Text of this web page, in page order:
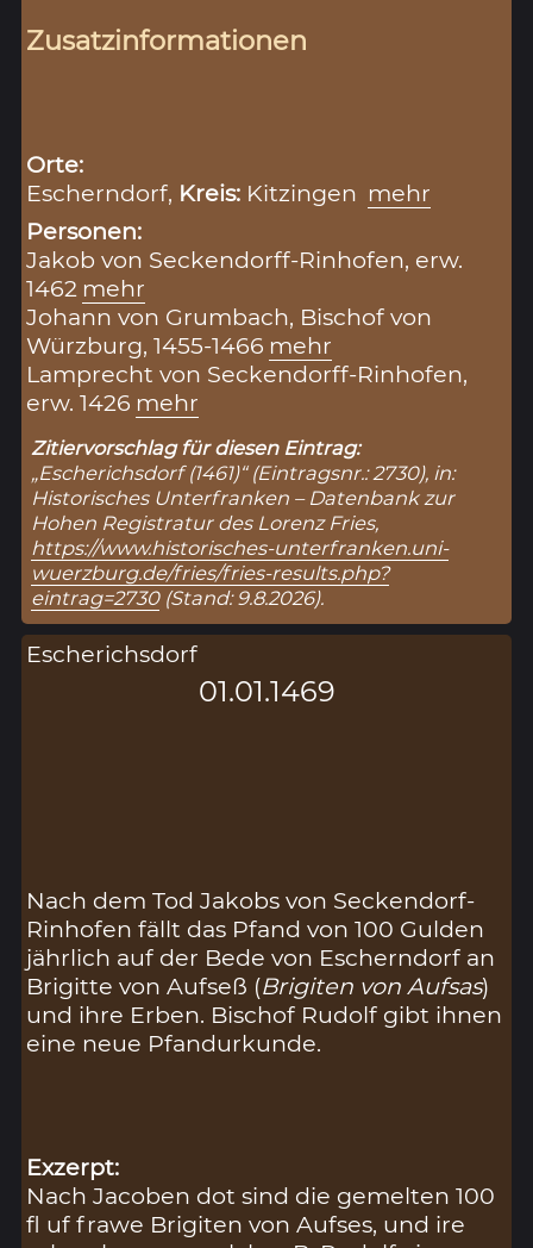
Zusatzinformationen
Orte:
Escherndorf, Kreis: Kitzingen mehr
Personen:
Jakob von Seckendorff-Rinhofen, erw.
1462 mehr
Johann von Grumbach, Bischof von
Würzburg, 1455-1466 mehr
Lamprecht von Seckendorff-Rinhofen,
erw. 1426 mehr
Zitiervorschlag für diesen Eintrag:
„Escherichsdorf (1461)“ (Eintragsnr.: 2730), in:
Historisches Unterfranken – Datenbank zur
Hohen Registratur des Lorenz Fries,
https://www.historisches-unterfranken.uni-
wuerzburg.de/fries/fries-results.php?
eintrag=2730(Stand: 9.8.2026).
Escherichsdorf
01.01.1469
Nach dem Tod Jakobs von Seckendorf-
Rinhofen fällt das Pfand von 100 Gulden
jährlich auf der Bede von Escherndorf an
Brigitte von Aufseß (Brigiten von Aufsas)
und ihre Erben. Bischof Rudolf gibt ihnen
eine neue Pfandurkunde.
Exzerpt:
Nach Jacoben dot sind die gemelten 100
fl uf frawe Brigiten von Aufses, und ire